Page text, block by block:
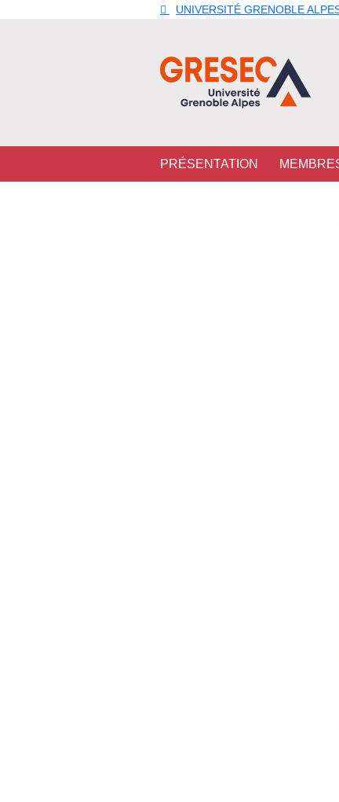
UNIVERSITÉ GRENOBLE
Navigation principale
PRÉSENTATION
Navigation